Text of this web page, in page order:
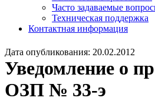
Часто задаваемые
Техническая поддержка
Контактная информация
Дата опубликования: 20.02.2012
Уведомление о
ОЗП № 33-э